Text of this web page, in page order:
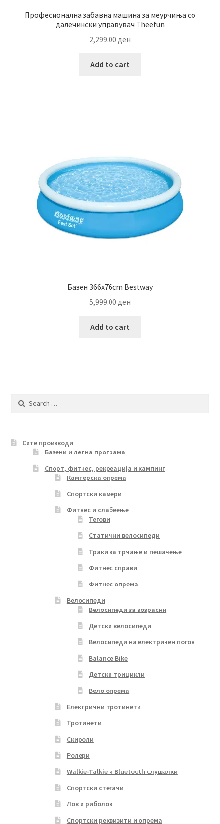
Професионална забавна машина за меурчиња со
далечински управувач Theefun
2,299.00 ден
Add to cart
Базен 366х76cm Bestway
5,999.00 ден
Add to cart
Search
Сите производи
Базени и летна програма
Спорт, фитнес, рекреација и кампинг
Камперска опрема
Спортски камери
Фитнес и слабеење
Тегови
Статични велосипеди
Траки за трчање и пешачење
Фитнес справи
Фитнес опрема
Велосипеди
Велосипеди за возрасни
Детски велосипеди
Велосипеди на електричен погон
Balance Bike
Детски трицикли
Вело опрема
Електрични тротинети
Тротинети
Скироли
Ролери
Walkie-Talkie и Bluetooth слушалки
Спортски стегачи
Лов и риболов
Спортски реквизити и опрема